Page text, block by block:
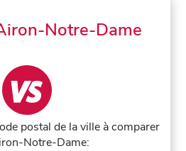
Notre-Dame
postal de la ville à comparer
Notre-Dame: